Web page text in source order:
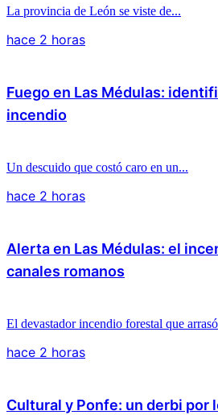
La provincia de León se viste de...
hace 2 horas
Fuego en Las Médulas:
incendio
Un descuido que costó caro en un...
hace 2 horas
Alerta en Las Médulas: el
canales romanos
El devastador incendio forestal que
hace 2 horas
Cultural y Ponfe: un derbi por